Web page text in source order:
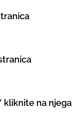
kliknite na njega